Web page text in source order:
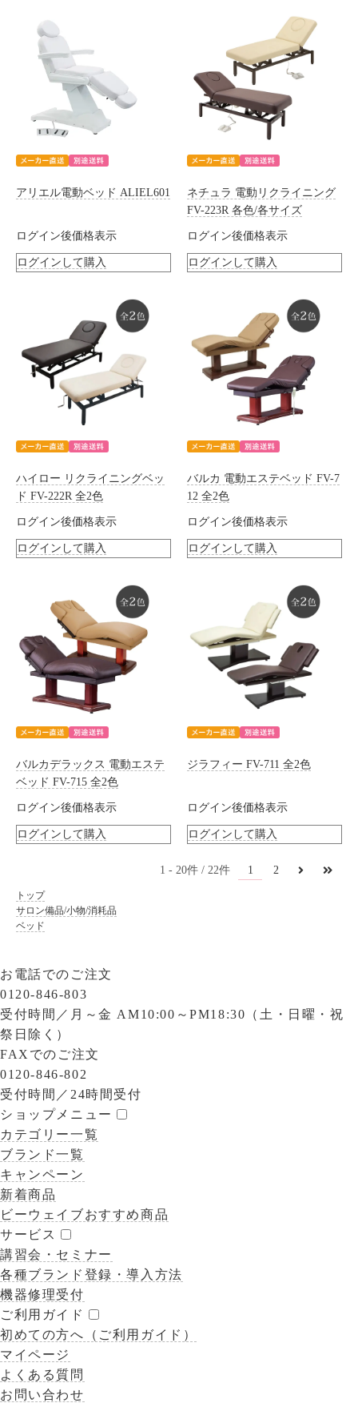
トップ
サロン備品/小物/消耗品
ベッド
アリエル電動ベッド ALIEL601
ログイン後価格表示
ログインして購入
ネチュラ 電動リクライニング
FV-223R 各色/各サイズ
ログイン後価格表示
ログインして購入
ハイロー リクライニングベッ
ド FV-222R 全2色
ログイン後価格表示
ログインして購入
バルカ 電動エステベッド FV-7
12 全2色
ログイン後価格表示
ログインして購入
バルカデラックス 電動エステ
ベッド FV-715 全2色
ログイン後価格表示
ログインして購入
ジラフィー FV-711 全2色
ログイン後価格表示
ログインして購入
1 2
22
1 20
お電話でのご注文
0120-846-803
受付時間／ 月～金 AM10:00～PM18:30（土・日曜・祝
祭日除く）
FAXでのご注文
0120-846-802
受付時間／ 24時間受付
ショップメニュー
カテゴリー一覧
ブランド一覧
キャンペーン
新着商品
ビーウェイブおすすめ商品
サービス
講習会・セミナー
各種ブランド登録・導入方法
機器修理受付
ご利用ガイド
初めての方へ（ご利用ガイド）
マイページ
よくある質問
お問い合わせ